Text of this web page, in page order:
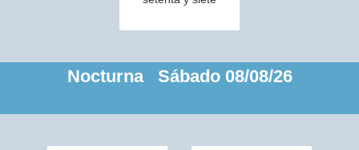
Nocturna Sábado 08/08/26